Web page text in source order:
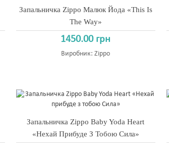
Запальничка Zippo Малюк Йода «This Is
The Way»
1450.00 грн
Виробник:Zippo
Запальничка Zippo Baby Yoda Heart
«Нехай Прибуде З Тобою Сила»